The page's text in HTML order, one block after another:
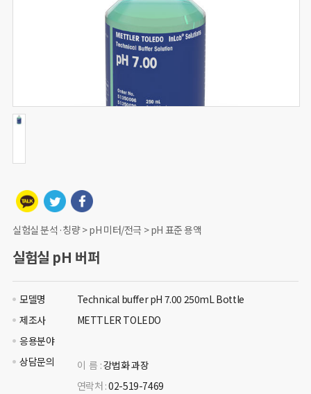
실험실 분석·칭량 > pH 미터/전극 > pH 표준 용액
실험실 pH 버퍼
모델명
Technical buffer pH 7.00 250mL Bottle
제조사
METTLER TOLEDO
응용분야
상담문의
이 름 :강법화 과장
연락처 :02-519-7469